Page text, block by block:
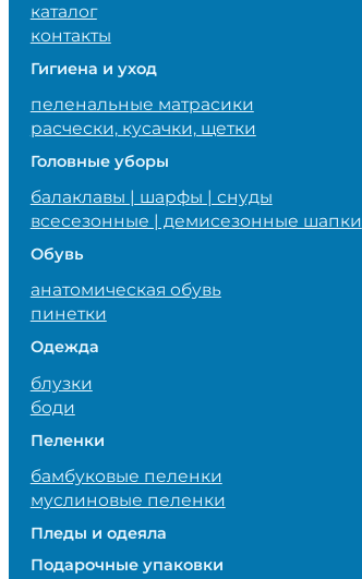
каталог
контакты
Гигиена и уход
пеленальные матрасики
расчески, кусачки, щетки
Головные уборы
балаклавы | шарфы | снуды
всесезонные | демисезонные шапки
Обувь
анатомическая обувь
пинетки
Одежда
блузки
боди
Пеленки
бамбуковые пеленки
муслиновые пеленки
Пледы и одеяла
Подарочные упаковки